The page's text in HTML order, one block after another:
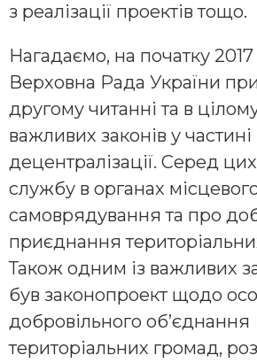
з реалізації проектів тощо.
Нагадаємо, на початку
Верховна Рада України
другому читанні та в
важливих законів у частині
децентралізації. Серед
службу в органах
самоврядування та про
приєднання
Також одним із важливих
був законопроект щодо
добровільного об’єднання
територіальних громад,